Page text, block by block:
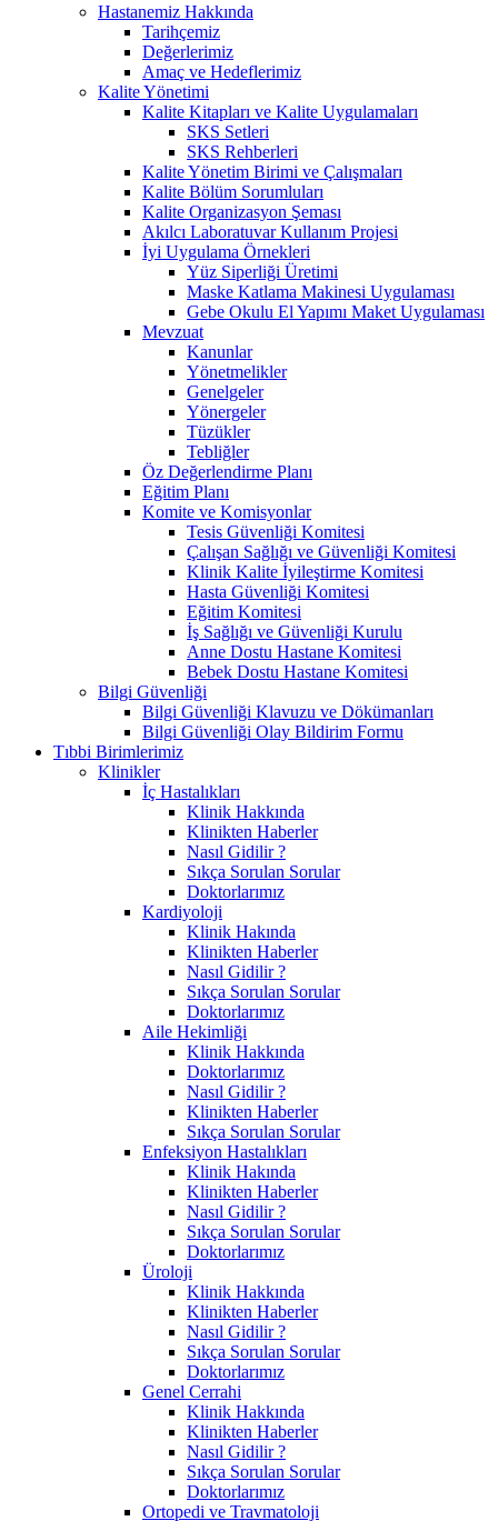
Hastanemiz Hakkında
Tarihçemiz
Değerlerimiz
Amaç ve Hedeflerimiz
Kalite Yönetimi
Kalite Kitapları ve Kalite Uygulamaları
SKS Setleri
SKS Rehberleri
Kalite Yönetim Birimi ve Çalışmaları
Kalite Bölüm Sorumluları
Kalite Organizasyon Şeması
Akılcı Laboratuvar Kullanım Projesi
İyi Uygulama Örnekleri
Yüz Siperliği Üretimi
Maske Katlama Makinesi Uygulaması
Gebe Okulu El Yapımı Maket Uygulaması
Mevzuat
Kanunlar
Yönetmelikler
Genelgeler
Yönergeler
Tüzükler
Tebliğler
Öz Değerlendirme Planı
Eğitim Planı
Komite ve Komisyonlar
Tesis Güvenliği Komitesi
Çalışan Sağlığı ve Güvenliği Komitesi
Klinik Kalite İyileştirme Komitesi
Hasta Güvenliği Komitesi
Eğitim Komitesi
İş Sağlığı ve Güvenliği Kurulu
Anne Dostu Hastane Komitesi
Bebek Dostu Hastane Komitesi
Bilgi Güvenliği
Bilgi Güvenliği Klavuzu ve Dökümanları
Bilgi Güvenliği Olay Bildirim Formu
Tıbbi Birimlerimiz
Klinikler
İç Hastalıkları
Klinik Hakkında
Klinikten Haberler
Nasıl Gidilir ?
Sıkça Sorulan Sorular
Doktorlarımız
Kardiyoloji
Klinik Hakında
Klinikten Haberler
Nasıl Gidilir ?
Sıkça Sorulan Sorular
Doktorlarımız
Aile Hekimliği
Klinik Hakkında
Doktorlarımız
Nasıl Gidilir ?
Klinikten Haberler
Sıkça Sorulan Sorular
Enfeksiyon Hastalıkları
Klinik Hakında
Klinikten Haberler
Nasıl Gidilir ?
Sıkça Sorulan Sorular
Doktorlarımız
Üroloji
Klinik Hakkında
Klinikten Haberler
Nasıl Gidilir ?
Sıkça Sorulan Sorular
Doktorlarımız
Genel Cerrahi
Klinik Hakkında
Klinikten Haberler
Nasıl Gidilir ?
Sıkça Sorulan Sorular
Doktorlarımız
Ortopedi ve Travmatoloji